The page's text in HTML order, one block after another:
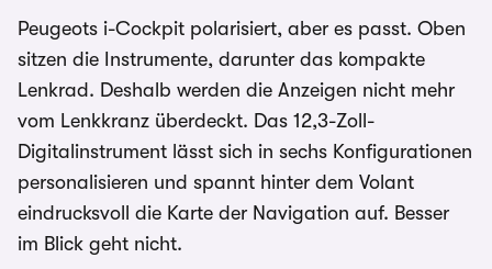
Peugeots i-Cockpit polarisiert, aber es passt. Oben
sitzen die Instrumente, darunter das kompakte
Lenkrad. Deshalb werden die Anzeigen nicht mehr
vom Lenkkranz überdeckt. Das 12,3-Zoll-
Digitalinstrument lässt sich in sechs Konfigurationen
personalisieren und spannt hinter dem Volant
eindrucksvoll die Karte der Navigation auf. Besser
im Blick geht nicht.